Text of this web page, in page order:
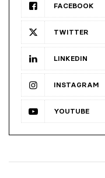
FACEBOOK
TWITTER
LINKEDIN
INSTAGRAM
YOUTUBE